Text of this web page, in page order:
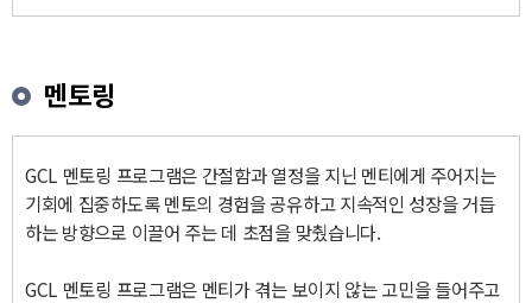
멘토링
GCL 멘토링 프로그램은 간절함과 열정을 지닌 멘티에게 주어지는
기회에 집중하도록 멘토의 경험을 공유하고 지속적인 성장을 거듭
하는 방향으로 이끌어 주는 데 초점을 맞췄습니다.
GCL 멘토링 프로그램은 멘티가 겪는 보이지 않는 고민을 들어주고